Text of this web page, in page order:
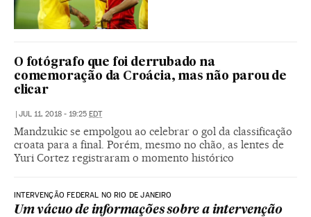
O fotógrafo que foi derrubado na
comemoração da Croácia, mas não parou de
clicar
JUL 11, 2018 - 19:25 EDT
Mandzukic se empolgou ao celebrar o gol da classificação
croata para a final. Porém, mesmo no chão, as lentes de
Yuri Cortez registraram o momento histórico
INTERVENÇÃO FEDERAL NO RIO DE JANEIRO
Um vácuo de informações sobre a intervenção